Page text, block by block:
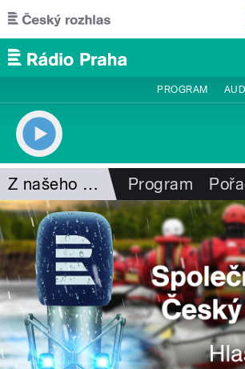
Přejít k hlavnímu obsahu
PROGRAM
Z našeho vysílání Program